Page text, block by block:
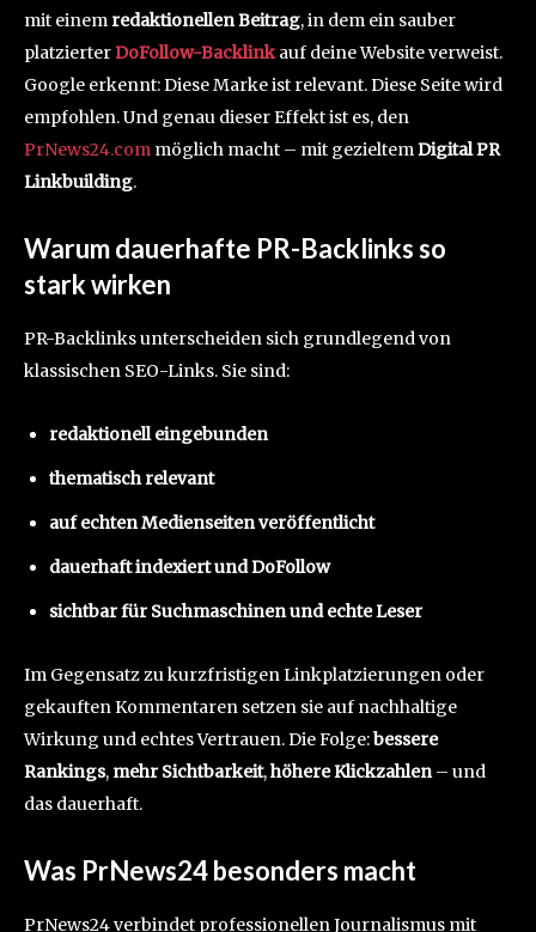
mit einem redaktionellen Beitrag, in dem ein sauber
platzierterDoFollow-Backlinkauf deine Website verweist.
Google erkennt: Diese Marke ist relevant. Diese Seite wird
empfohlen. Und genau dieser Effekt ist es, den
PrNews24.com möglich macht – mit gezieltemDigital PR
Linkbuilding.
Warum dauerhafte PR-Backlinks so
stark wirken
PR-Backlinks unterscheiden sich grundlegend von
klassischen SEO-Links. Sie sind:
redaktionell eingebunden
thematisch relevant
auf echten Medienseiten veröffentlicht
dauerhaft indexiert und DoFollow
sichtbar für Suchmaschinen und echte Leser
Im Gegensatz zu kurzfristigen Linkplatzierungen oder
gekauften Kommentaren setzen sie auf nachhaltige
Wirkung und echtes Vertrauen. Die Folge:bessere
Rankings, mehr Sichtbarkeit,höhere Klickzahlen– und
das dauerhaft.
Was PrNews24 besonders macht
PrNews24 verbindet professionellen Journalismus mit